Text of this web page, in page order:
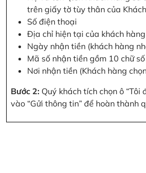
trên giấy tờ tùy thân của
Số điện thoại
Địa chỉ hiện tại của khách hàng
Ngày nhận tiền (khách hàng
Mã số nhận tiền gồm 10 chữ số
Nơi nhận tiền (Khách hàng
Bước 2: Quý khách tích chọn ô
vào “Gửi thông tin” để hoàn